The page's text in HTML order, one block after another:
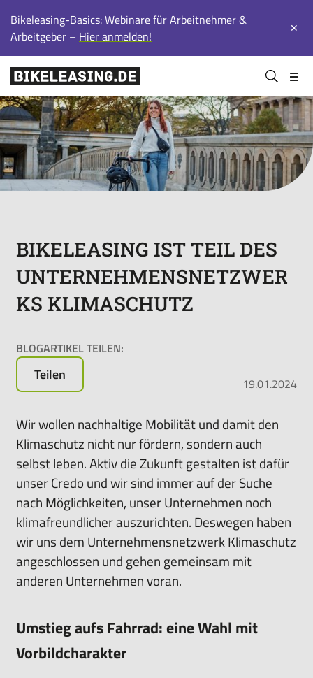
Bikeleasing-Basics: Webinare für Arbeitnehmer &
Arbeitgeber – Hier anmelden! ✕
BLS
Service
GmbH
&
Co.
KG
Bikeleasing
ist
Ihr
zuverlässiger
Partner
für
Dienstrad-
für
Selbstständige.
Wir
organisieren
Ihr
sorglos-
Paket
das
von
E-
Bikes,
Pedelecs
https://bikeleasing.de/
BIKELEASING IST TEIL DES
UNTERNEHMENSNETZWER
KS KLIMASCHUTZ
BLOGARTIKEL TEILEN:
Teilen 19.01.2024
Wir wollen nachhaltige Mobilität und damit den
Klimaschutz nicht nur fördern, sondern auch
selbst leben. Aktiv die Zukunft gestalten ist dafür
unser Credo und wir sind immer auf der Suche
nach Möglichkeiten, unser Unternehmen noch
klimafreundlicher auszurichten. Deswegen haben
wir uns dem Unternehmensnetzwerk Klimaschutz
angeschlossen und gehen gemeinsam mit
anderen Unternehmen voran.
Umstieg aufs Fahrrad: eine Wahl mit
Vorbildcharakter